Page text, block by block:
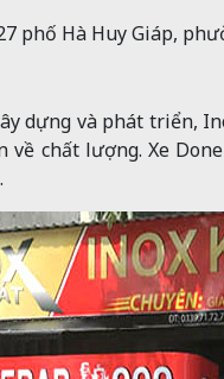
phố Hà Huy Giáp,
dựng và phát triển,
về chất lượng. Xe